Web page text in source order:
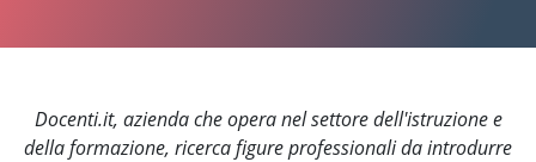
Docenti.it, azienda che opera nel settore dell'istruzione e
della formazione, ricerca figure professionali da introdurre